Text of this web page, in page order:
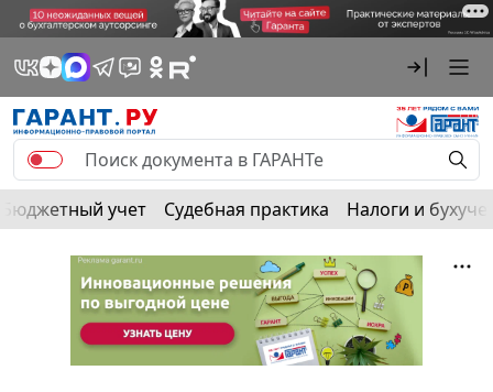
Бюджетный учет Судебная практика Налоги и